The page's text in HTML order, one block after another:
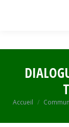
Vous êtes ici :
Accueil